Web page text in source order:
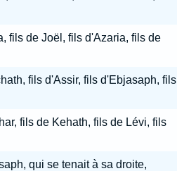
fils de Joël, fils d'Azaria, fils de
fils d'Assir, fils d'Ebjasaph, fils
fils de Kehath, fils de Lévi, fils
qui se tenait à sa droite,